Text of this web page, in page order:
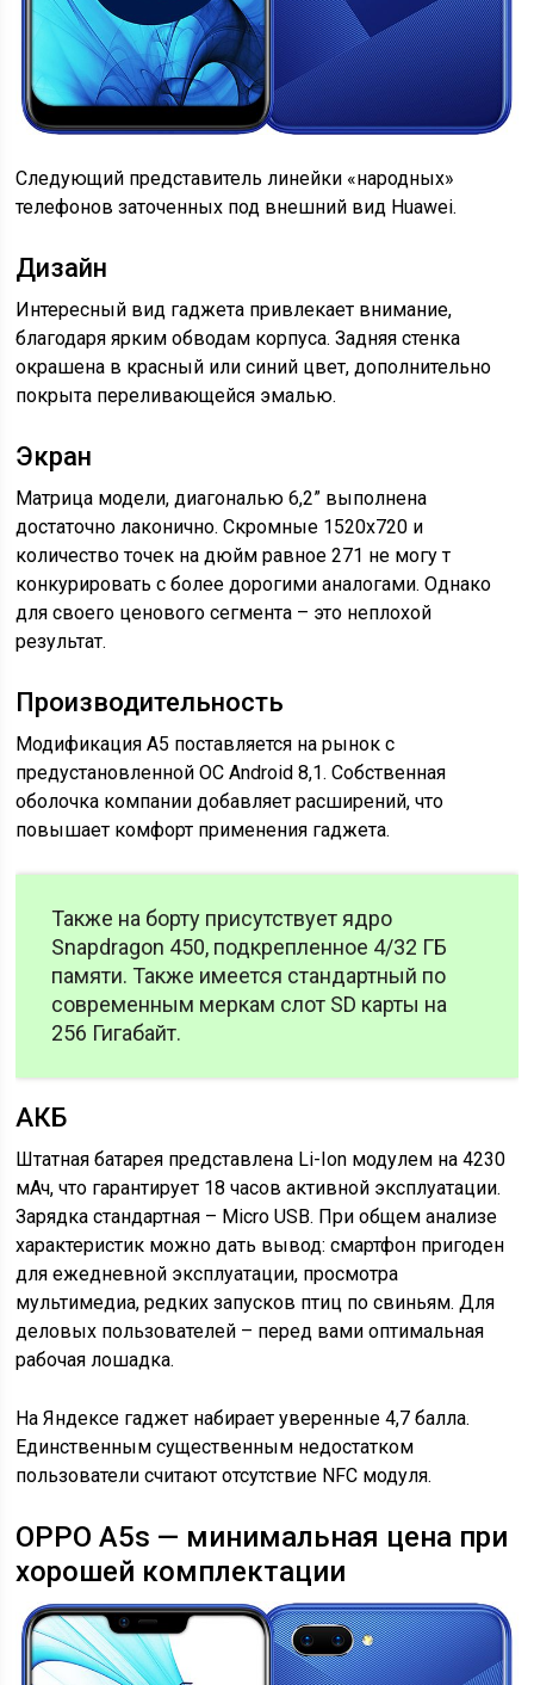
Следующий представитель линейки «народных»
телефонов заточенных под внешний вид Huawei.
Дизайн
Интересный вид гаджета привлекает внимание,
благодаря ярким обводам корпуса. Задняя стенка
окрашена в красный или синий цвет, дополнительно
покрыта переливающейся эмалью.
Экран
Матрица модели, диагональю 6,2” выполнена
достаточно лаконично. Скромные 1520х720 и
количество точек на дюйм равное 271 не могу т
конкурировать с более дорогими аналогами. Однако
для своего ценового сегмента – это неплохой
результат.
Производительность
Модификация А5 поставляется на рынок с
предустановленной ОС Android 8,1. Собственная
оболочка компании добавляет расширений, что
повышает комфорт применения гаджета.
Также на борту присутствует ядро
Snapdragon 450, подкрепленное 4/32 ГБ
памяти. Также имеется стандартный по
современным меркам слот SD карты на
256 Гигабайт.
АКБ
Штатная батарея представлена Li-Ion модулем на 4230
мАч, что гарантирует 18 часов активной эксплуатации.
Зарядка стандартная – Micro USB. При общем анализе
характеристик можно дать вывод: смартфон пригоден
для ежедневной эксплуатации, просмотра
мультимедиа, редких запусков птиц по свиньям. Для
деловых пользователей – перед вами оптимальная
рабочая лошадка.
На Яндексе гаджет набирает уверенные 4,7 балла.
Единственным существенным недостатком
пользователи считают отсутствие NFC модуля.
OPPO A5s — минимальная цена при
хорошей комплектации